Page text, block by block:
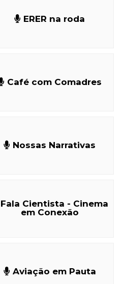
ERER na roda
Café com Comadres
Nossas Narrativas
Fala Cientista - Cinema
em Conexão
Aviação em Pauta